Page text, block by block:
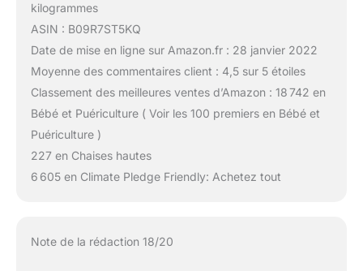
kilogrammes
ASIN : B09R7ST5KQ
Date de mise en ligne sur Amazon.fr : 28 janvier 2022
Moyenne des commentaires client : 4,5 sur 5 étoiles
Classement des meilleures ventes d’Amazon : 18 742 en
Bébé et Puériculture ( Voir les 100 premiers en Bébé et
Puériculture )
227 en Chaises hautes
6 605 en Climate Pledge Friendly: Achetez tout
Note de la rédaction 18/20